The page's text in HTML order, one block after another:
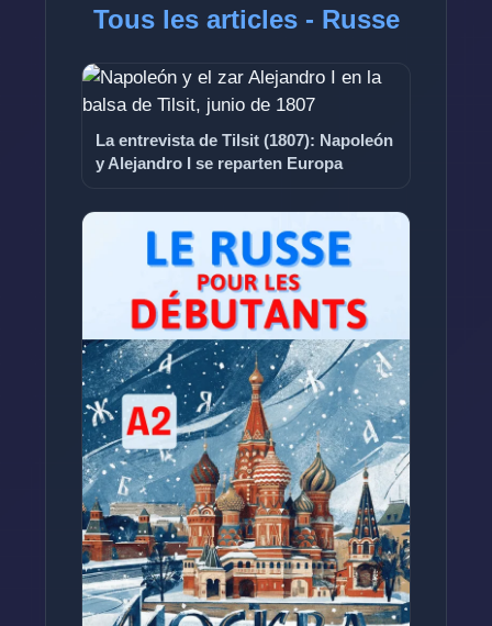
Tous les articles - Russe
La entrevista de Tilsit (1807): Napoleón
y Alejandro I se reparten Europa